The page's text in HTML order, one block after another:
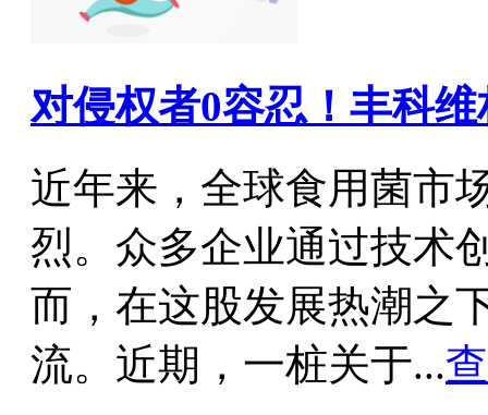
对侵权者0容忍！丰科
近年来，全球食用菌市
烈。众多企业通过技术
而，在这股发展热潮之
流。近期，一桩关于...